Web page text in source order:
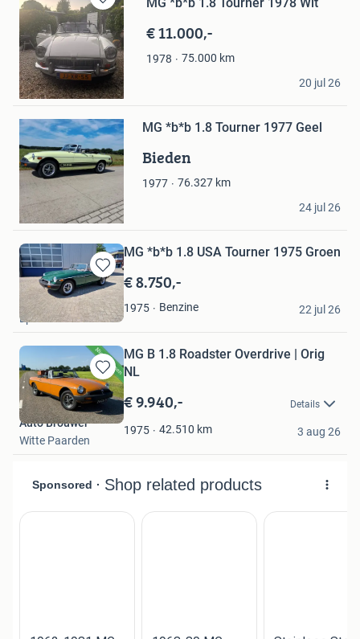
Bewaren
in
Mijn
Favorieten
MG *b*b 1.8 Tourner 1978 Wit
€ 11.000,-
1978 75.000 km
TheChosenOne
Landgraaf
20 jul 26
Bewaren
Mijn
Favorieten
MG *b*b 1.8 Tourner 1977 Geel
Bieden
1977 76.327 km
RiaM
Havelterberg
24 jul 26
Bewaren
in
Mijn
Favorieten
MG *b*b 1.8 USA Tourner 1975 Groen
€ 8.750,-
1975 Benzine
lance.
Epe
22 jul 26
Bewaren
in
Mijn
Favorieten
MG B 1.8 Roadster Overdrive | Orig
NL
€ 9.940,- Details
1975 42.510 km
Auto Brouwer
Witte Paarden
3 aug 26